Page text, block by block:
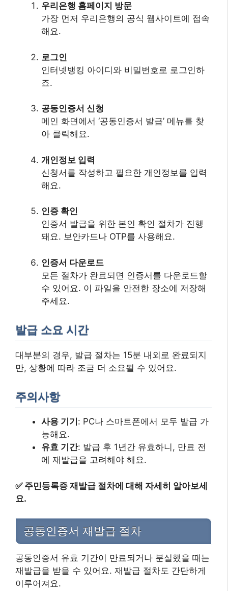
우리은행 홈페이지 방문
가장 먼저 우리은행의 공식 웹사이트에 접속
해요.
로그인
인터넷뱅킹 아이디와 비밀번호로 로그인하
죠.
공동인증서 신청
메인 화면에서 ‘공동인증서 발급’ 메뉴를 찾
아 클릭해요.
개인정보 입력
신청서를 작성하고 필요한 개인정보를 입력
해요.
인증 확인
인증서 발급을 위한 본인 확인 절차가 진행
돼요. 보안카드나 OTP를 사용해요.
인증서 다운로드
모든 절차가 완료되면 인증서를 다운로드할
수 있어요. 이 파일을 안전한 장소에 저장해
주세요.
발급 소요 시간
대부분의 경우, 발급 절차는 15분 내외로 완료되지
만, 상황에 따라 조금 더 소요될 수 있어요.
주의사항
사용 기기 : PC나 스마트폰에서 모두 발급 가
능해요.
유효 기간: 발급 후 1년간 유효하니, 만료 전
에 재발급을 고려해야 해요.
✅ 주민등록증 재발급 절차에 대해 자세히 알아보세
요.
공동인증서 재발급 절차
공동인증서 유효 기간이 만료되거나 분실했을 때는
재발급을 받을 수 있어요. 재발급 절차도 간단하게
이루어져요.